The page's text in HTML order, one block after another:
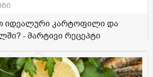
იდეალური კარტოფილი და
- მარტივი რეცეპტი